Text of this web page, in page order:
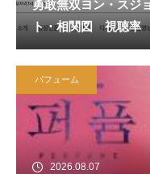
勇敢無双ヨン・ス
ト・相関図 視聴率
パフューム
2026.08.07